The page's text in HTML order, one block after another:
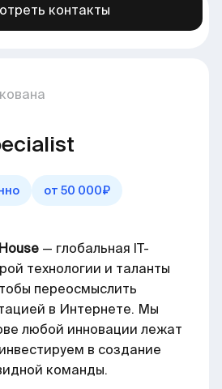
от 50 000₽
— глобальная IT-
технологии и таланты
переосмыслить
в Интернете. Мы
любой инновации лежат
в создание
команды.
контакты
в нашем канале →